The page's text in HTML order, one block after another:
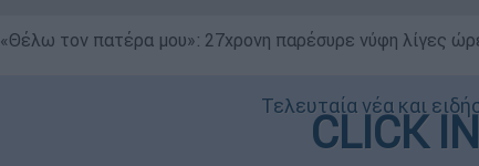
«Θέλω τον πατέρα μου»: 27χρονη παρέσυρε νύφη λίγες
Τελευταία νέα και
CLICK